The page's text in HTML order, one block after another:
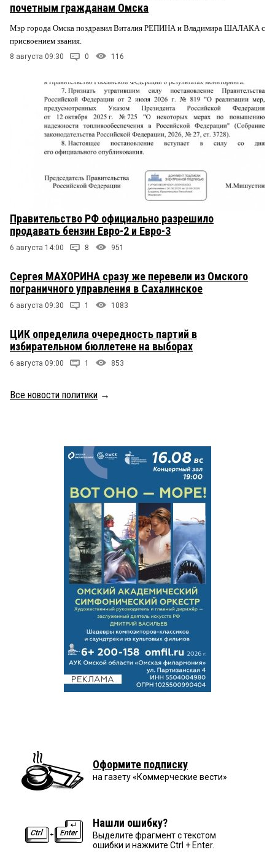
почетным гражданам Омска
Мэр города Омска поздравил Виталия РЕПИНА и Владимира ШАЛАКА с
присвоением звания.
8 августа 09:30 0 116
Правительство РФ официально разрешило
продавать бензин Евро-2 и Евро-3
6 августа 14:00 8 951
Сергея МАХОРИНА сразу же перевели из Омского
пограничного управления в Сахалинское
6 августа 09:30 1 1083
ЦИК определила очередность партий в
избирательном бюллетене на выборах
6 августа 09:00 1 853
Все новости политики →
Оформите подписку
на газету «Коммерческие вести»
Нашли ошибку?
Выделите фрагмент с текстом
ошибки и нажмите Ctrl + Enter.